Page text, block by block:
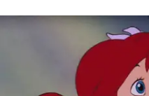
Más sobre este tema:
La Sirenita Disney